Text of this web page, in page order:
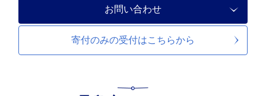
お問い合わせ
寄付のみの受付はこちらから